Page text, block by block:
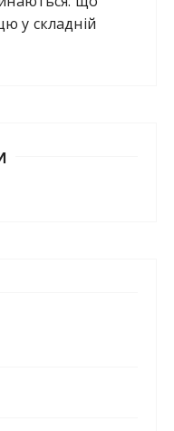
у складній